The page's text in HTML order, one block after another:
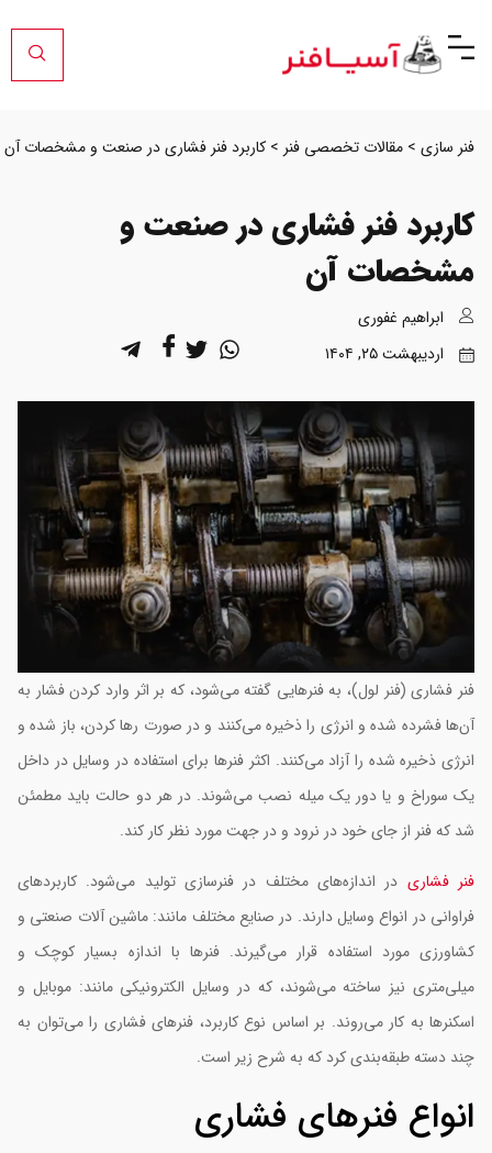
سازی>مقالات تخصصی فنر >کاربرد فنر فشاری در صنعت و مشخصات آن
فنر فشاری در صنعت و
آن
ابراهیم غفوری
اردیبهشت ۲۵, ۱۴۰۴
فشاری (فنر لول)، به فنرهایی گفته می‌شود، که بر اثر وارد کردن فشار به
فشرده شده و انرژی را ذخیره می‌کنند و در صورت رها کردن، باز شده و
ذخیره شده را آزاد می‌کنند. اکثر فنرها برای استفاده در وسایل در داخل
سوراخ و یا دور یک میله نصب می‌شوند. در هر دو حالت باید مطمئن
که فنر از جای خود در نرود و در جهت مورد نظر کار کند.
فشاریدر اندازه‌های مختلف در فنرسازی تولید می‌شود. کاربردهای
در انواع وسایل دارند. در صنایع مختلف مانند: ماشین آلات صنعتی و
مورد استفاده قرار می‌گیرند. فنرها با اندازه بسیار کوچک و
نیز ساخته می‌شوند، که در وسایل الکترونیکی مانند: موبایل و
اسکنرها به کار می‎‌روند. بر اساس نوع کاربرد، فنرهای فشاری را می‌توان به
دسته طبقه‌بندی کرد که به شرح زیر است.
فنرهای فشاری